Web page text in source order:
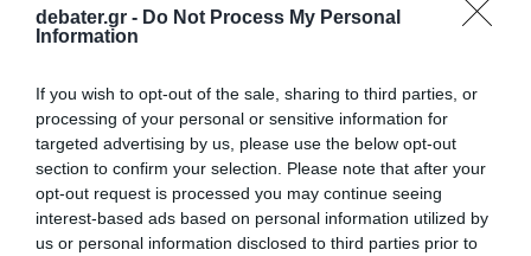
debater.gr - Do Not Process My Personal
Information
If you wish to opt-out of the sale, sharing to third parties, or
processing of your personal or sensitive information for
targeted advertising by us, please use the below opt-out
section to confirm your selection. Please note that after your
opt-out request is processed you may continue seeing
interest-based ads based on personal information utilized by
us or personal information disclosed to third parties prior to